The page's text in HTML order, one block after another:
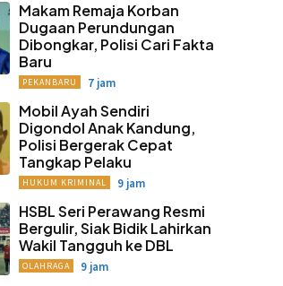
Makam Remaja Korban
Dugaan Perundungan
Dibongkar, Polisi Cari Fakta
Baru
PEKANBARU 7 jam
Mobil Ayah Sendiri
Digondol Anak Kandung,
Polisi Bergerak Cepat
Tangkap Pelaku
HUKUM KRIMINAL 9 jam
HSBL Seri Perawang Resmi
Bergulir, Siak Bidik Lahirkan
Wakil Tangguh ke DBL
OLAHRAGA 9 jam